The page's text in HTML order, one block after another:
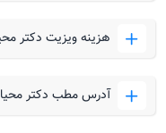
هزینه ویزیت دکتر
آدرس مطب دکتر